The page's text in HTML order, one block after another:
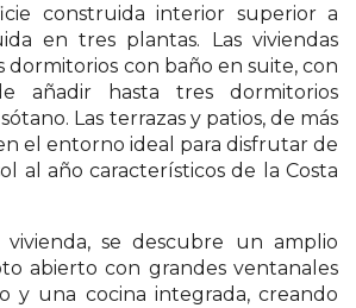
construida interior superior a
en tres plantas. Las viviendas
con baño en suite, con
añadir hasta tres dormitorios
Las terrazas y patios, de más
el entorno ideal para disfrutar de
al año característicos de la Costa
se descubre un amplio
abierto con grandes ventanales
y una cocina integrada, creando